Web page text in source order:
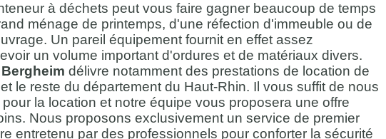
à déchets peut vous faire gagner beaucoup de temps
ménage de printemps, d'une réfection d'immeuble ou de
Un pareil équipement fournit en effet assez
un volume important d'ordures et de matériaux divers.
délivre notamment des prestations de location de
le reste du département du Haut-Rhin. Il vous suffit de nous
la location et notre équipe vous proposera une offre
Nous proposons exclusivement un service de premier
entretenu par des professionnels pour conforter la sécurité